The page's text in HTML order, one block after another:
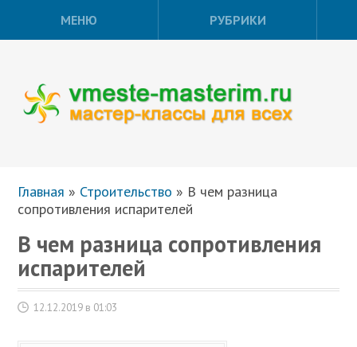
МЕНЮ РУБРИКИ
Главная » Строительство » В чем разница
сопротивления испарителей
В чем разница сопротивления
испарителей
12.12.2019 в 01:03